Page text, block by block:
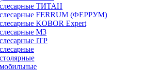
ТИТАН
слесарные FERRUM (ФЕРРУМ)
KOBOR Expert
М3
ITP